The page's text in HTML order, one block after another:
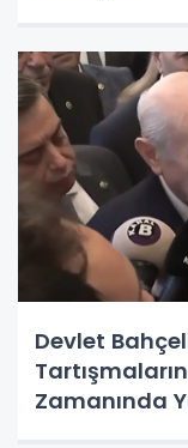
Devlet
Zamanında